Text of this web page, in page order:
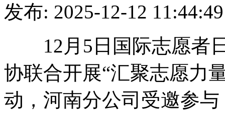
发布: 2025-12-12
12月5日国际志愿者日
协联合开展“汇聚志愿力
动，河南分公司受邀参